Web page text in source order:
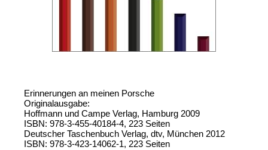
Erinnerungen an meinen Porsche
Originalausgabe:
Hoffmann und Campe Verlag, Hamburg 2009
ISBN: 978-3-455-40184-4, 223 Seiten
Deutscher Taschenbuch Verlag, dtv, München 2012
ISBN: 978-3-423-14062-1, 223 Seiten